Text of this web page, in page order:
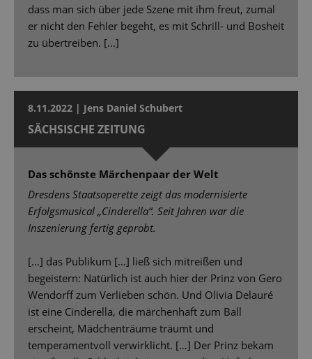
dass man sich über jede Szene mit ihm freut, zumal
er nicht den Fehler begeht, es mit Schrill- und Bosheit
zu übertreiben. [...]
8.11.2022 | Jens Daniel Schubert
SÄCHSISCHE ZEITUNG
Das schönste Märchenpaar der Welt
Dresdens Staatsoperette zeigt das modernisierte
Erfolgsmusical „Cinderella“. Seit Jahren war die
Inszenierung fertig geprobt.
[…] das Publikum […] ließ sich mitreißen und
begeistern: Natürlich ist auch hier der Prinz von Gero
Wendorff zum Verlieben schön. Und Olivia Delauré
ist eine Cinderella, die märchenhaft zum Ball
erscheint, Mädchenträume träumt und
temperamentvoll verwirklicht. […] Der Prinz bekam